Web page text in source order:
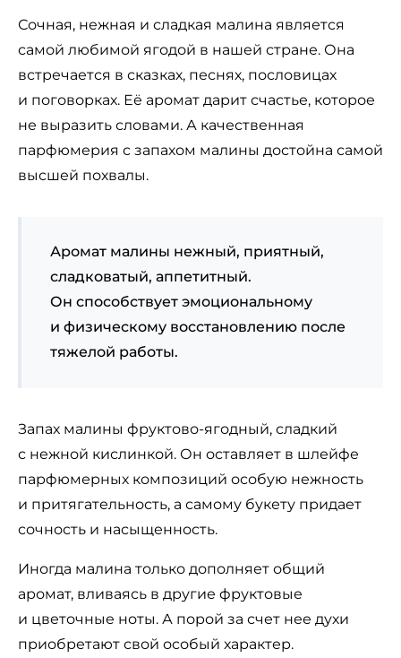
Сочная, нежная и сладкая малина является
самой любимой ягодой в нашей стране. Она
встречается в сказках, песнях, пословицах
и поговорках. Её аромат дарит счастье, которое
не выразить словами. А качественная
парфюмерия с запахом малины достойна самой
высшей похвалы.
Аромат малины нежный, приятный,
сладковатый, аппетитный.
Он способствует эмоциональному
и физическому восстановлению после
тяжелой работы.
Запах малины фруктово-ягодный, сладкий
с нежной кислинкой. Он оставляет в шлейфе
парфюмерных композиций особую нежность
и притягательность, а самому букету придает
сочность и насыщенность.
Иногда малина только дополняет общий
аромат, вливаясь в другие фруктовые
и цветочные ноты. А порой за счет нее духи
приобретают свой особый характер.